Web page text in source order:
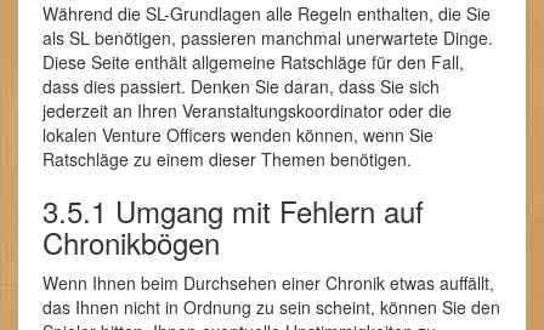
Während die SL-Grundlagen alle Regeln enthalten, die Sie
als SL benötigen, passieren manchmal unerwartete Dinge.
Diese Seite enthält allgemeine Ratschläge für den Fall,
dass dies passiert. Denken Sie daran, dass Sie sich
jederzeit an Ihren Veranstaltungskoordinator oder die
lokalen Venture Officers wenden können, wenn Sie
Ratschläge zu einem dieser Themen benötigen.
3.5.1 Umgang mit Fehlern auf
Chronikbögen
Wenn Ihnen beim Durchsehen einer Chronik etwas auffällt,
das Ihnen nicht in Ordnung zu sein scheint, können Sie den